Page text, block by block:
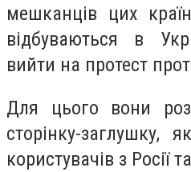
мешканців цих
відбуваються в
вийти на протест
Для цього вони
сторінку-заглушку,
користувачів з Росії